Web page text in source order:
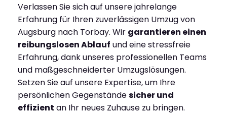
Verlassen Sie sich auf unsere jahrelange
Erfahrung für Ihren zuverlässigen Umzug von
Augsburg nach Torbay. Wir garantieren einen
reibungslosen Ablauf und eine stressfreie
Erfahrung, dank unseres professionellen Teams
und maßgeschneiderter Umzugslösungen.
Setzen Sie auf unsere Expertise, um Ihre
persönlichen Gegenständesicher und
effizient an Ihr neues Zuhause zu bringen.